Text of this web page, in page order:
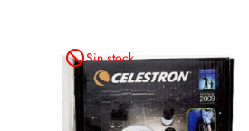
not_interestedSin stock